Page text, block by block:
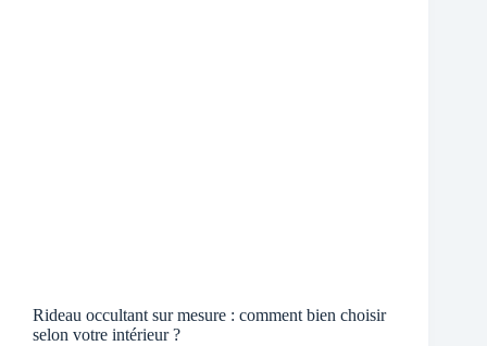
Rideau occultant sur mesure : comment bien choisir
selon votre intérieur ?